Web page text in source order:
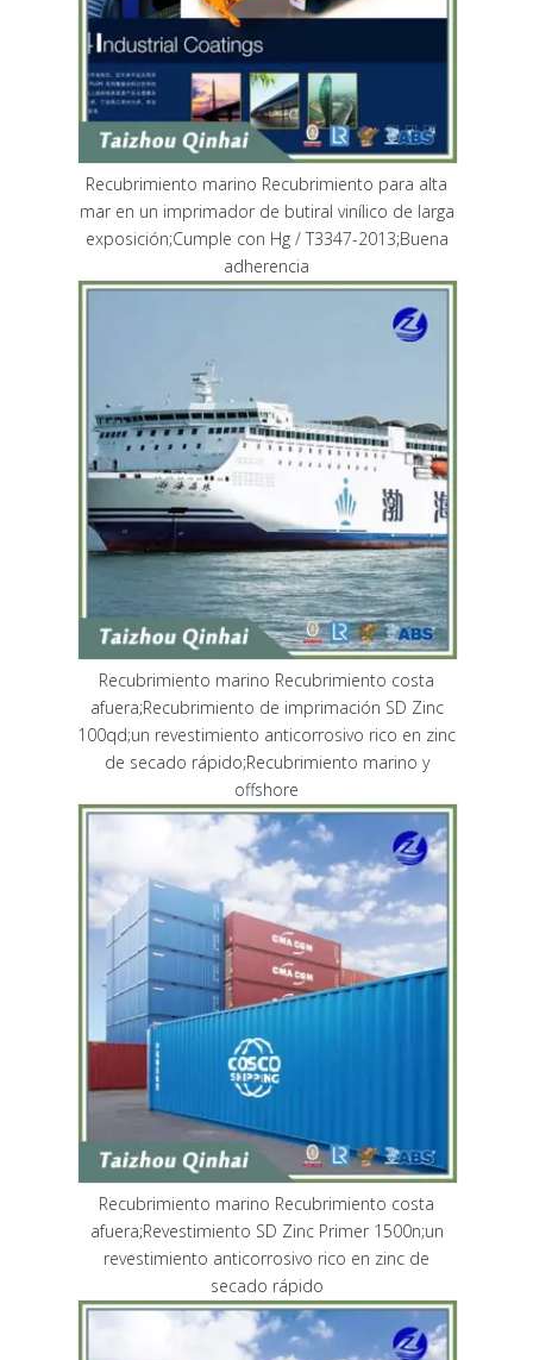
Recubrimiento marino Recubrimiento para alta
mar en un imprimador de butiral vinílico de larga
exposición;Cumple con Hg / T3347-2013;Buena
adherencia
Recubrimiento marino Recubrimiento costa
afuera;Recubrimiento de imprimación SD Zinc
100qd;un revestimiento anticorrosivo rico en zinc
de secado rápido;Recubrimiento marino y
offshore
Recubrimiento marino Recubrimiento costa
afuera;Revestimiento SD Zinc Primer 1500n;un
revestimiento anticorrosivo rico en zinc de
secado rápido